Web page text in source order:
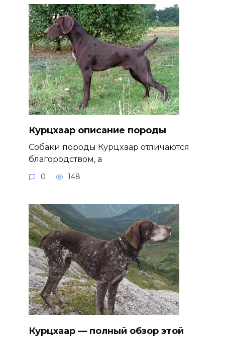
Курцхаар описание породы
Собаки породы Курцхаар отличаются
благородством, а
0 148
Курцхаар — полный обзор этой